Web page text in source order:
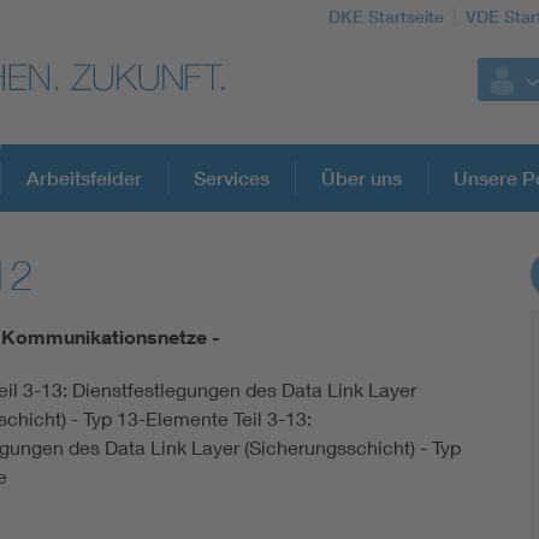
DKE Startseite VDE
DKE Fachinformationen im Kontext der
Circular Economy für mehr Ressourceneffizienz
Arbeitsfelder Services Über uns Unsere
-
3-13: Dienstfestlegungen des Data Link Layer
- Typ 13-Elemente Teil 3-13:
des Data Link Layer (Sicherungsschicht) - Typ